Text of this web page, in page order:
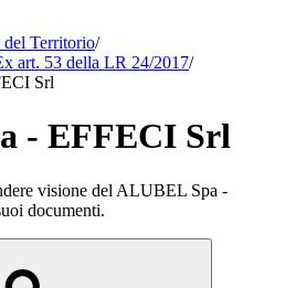
del Territorio/
art. 53 della LR 24/2017/
Srl
- EFFECI Srl
visione del ALUBEL Spa -
documenti.